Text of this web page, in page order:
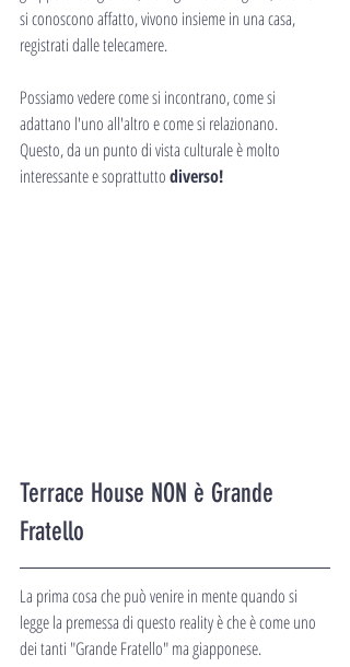
si conoscono affatto, vivono insieme in una casa,
registrati dalle telecamere.
Possiamo vedere come si incontrano, come si
adattano l'uno all'altro e come si relazionano.
Questo, da un punto di vista culturale è molto
interessante e soprattutto diverso!
Terrace House NON è Grande
Fratello
La prima cosa che può venire in mente quando si
legge la premessa di questo reality è che è come uno
dei tanti "Grande Fratello" ma giapponese.